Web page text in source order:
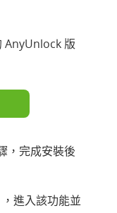
AnyUnlock 版
，完成安裝後
進入該功能並